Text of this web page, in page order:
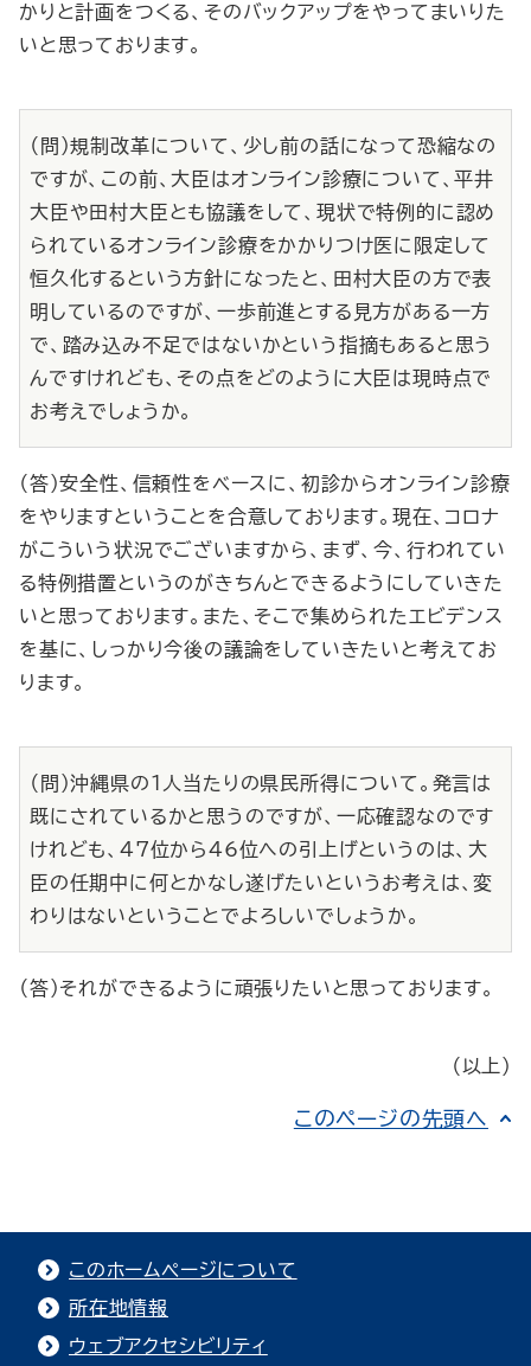
かりと計画をつくる、そのバックアップをやってまいりた
いと思っております。
（問）規制改革について、少し前の話になって恐縮なの
ですが、この前、大臣はオンライン診療について、平井
大臣や田村大臣とも協議をして、現状で特例的に認め
られているオンライン診療をかかりつけ医に限定して
恒久化するという方針になったと、田村大臣の方で表
明しているのですが、一歩前進とする見方がある一方
で、踏み込み不足ではないかという指摘もあると思う
んですけれども、その点をどのように大臣は現時点で
お考えでしょうか。
（答）安全性、信頼性をベースに、初診からオンライン診療
をやりますということを合意しております。現在、コロナ
がこういう状況でございますから、まず、今、行われてい
る特例措置というのがきちんとできるようにしていきた
いと思っております。また、そこで集められたエビデンス
を基に、しっかり今後の議論をしていきたいと考えてお
ります。
（問）沖縄県の１人当たりの県民所得について。発言は
既にされているかと思うのですが、一応確認なのです
けれども、47位から46位への引上げというのは、大
臣の任期中に何とかなし遂げたいというお考えは、変
わりはないということでよろしいでしょうか。
（答）それができるように頑張りたいと思っております。
（以上）
このページの先頭へ
このホームページについて
所在地情報
ウェブアクセシビリティ